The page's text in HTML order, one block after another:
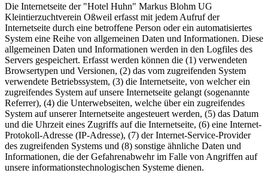
Die Internetseite der "Hotel Huhn" Markus Blohm UG
Kleintierzuchtverein Oßweil erfasst mit jedem Aufruf der
Internetseite durch eine betroffene Person oder ein automatisiertes
System eine Reihe von allgemeinen Daten und Informationen. Diese
allgemeinen Daten und Informationen werden in den Logfiles des
Servers gespeichert. Erfasst werden können die (1) verwendeten
Browsertypen und Versionen, (2) das vom zugreifenden System
verwendete Betriebssystem, (3) die Internetseite, von welcher ein
zugreifendes System auf unsere Internetseite gelangt (sogenannte
Referrer), (4) die Unterwebseiten, welche über ein zugreifendes
System auf unserer Internetseite angesteuert werden, (5) das Datum
und die Uhrzeit eines Zugriffs auf die Internetseite, (6) eine Internet-
Protokoll-Adresse (IP-Adresse), (7) der Internet-Service-Provider
des zugreifenden Systems und (8) sonstige ähnliche Daten und
Informationen, die der Gefahrenabwehr im Falle von Angriffen auf
unsere informationstechnologischen Systeme dienen.